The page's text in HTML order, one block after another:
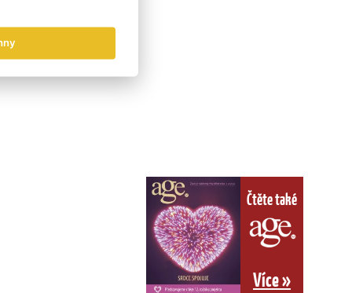
Čtěte také
Více »